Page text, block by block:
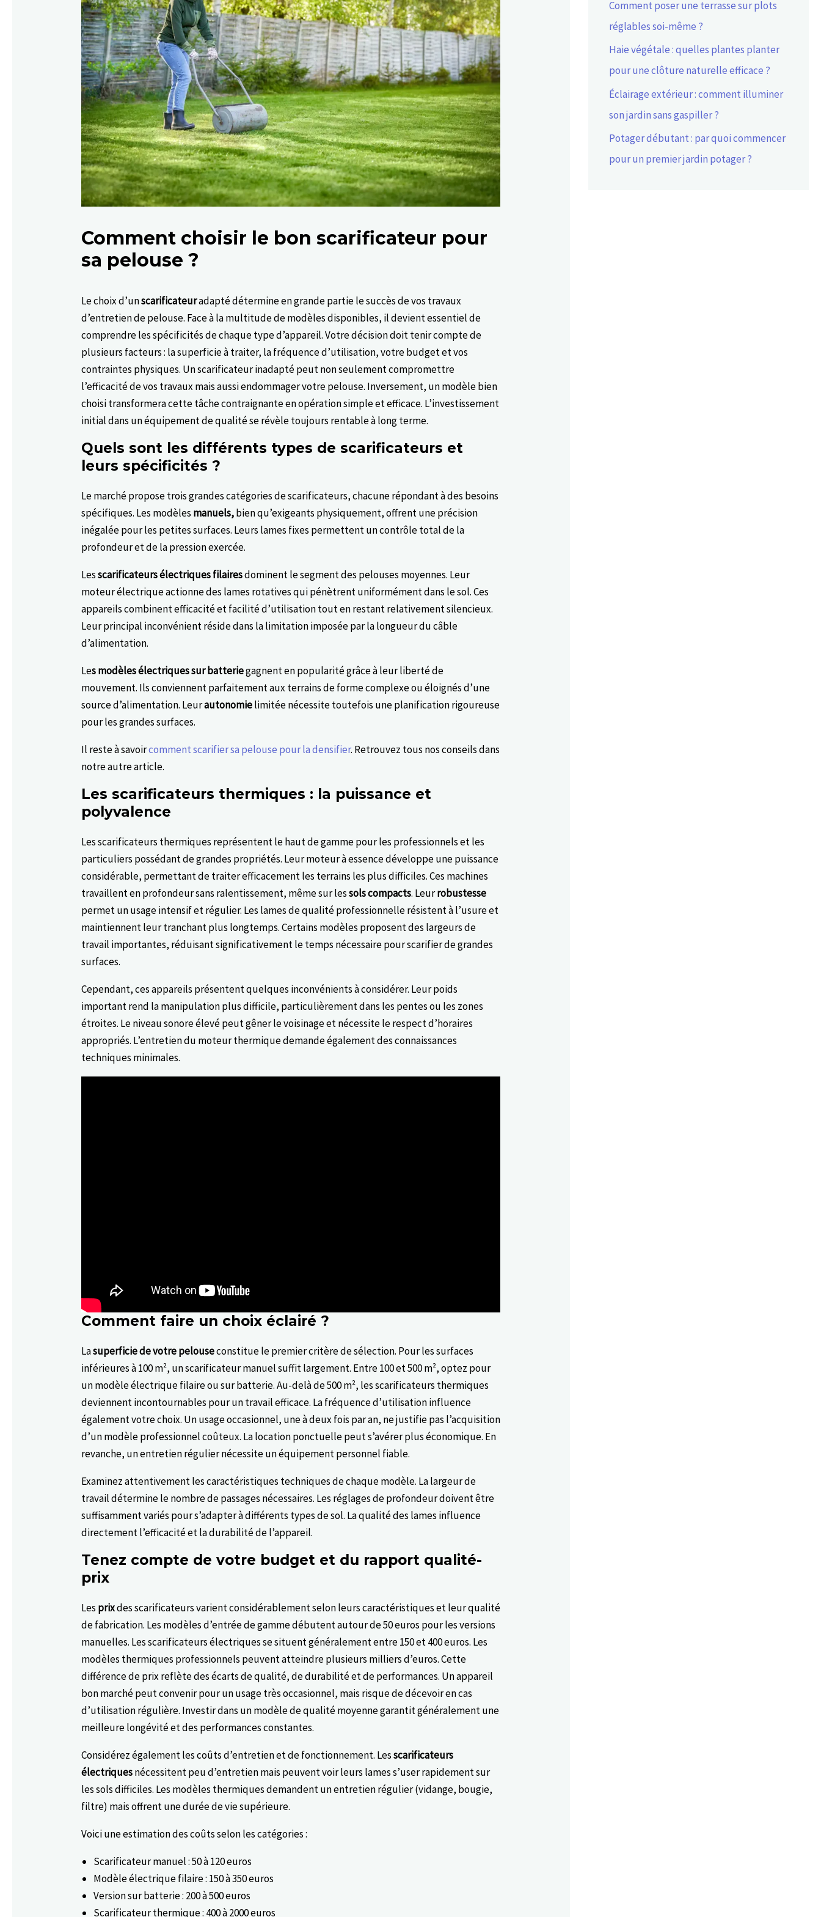
Comment choisir le bon scarificateur pour
sa pelouse ?
Le choix d’unscarificateuradapté détermine en grande partie le succès de vos travaux
d’entretien de pelouse. Face à la multitude de modèles disponibles, il devient essentiel de
comprendre les spécificités de chaque type d’appareil. Votre décision doit tenir compte de
plusieurs facteurs : la superficie à traiter, la fréquence d’utilisation, votre budget et vos
contraintes physiques. Un scarificateur inadapté peut non seulement compromettre
l’efficacité de vos travaux mais aussi endommager votre pelouse. Inversement, un modèle bien
choisi transformera cette tâche contraignante en opération simple et efficace. L’investissement
initial dans un équipement de qualité se révèle toujours rentable à long terme.
Quels sont les différents types de scarificateurs et
leurs spécificités ?
Le marché propose trois grandes catégories de scarificateurs, chacune répondant à des besoins
spécifiques. Les modèles manuels,bien qu’exigeants physiquement, offrent une précision
inégalée pour les petites surfaces. Leurs lames fixes permettent un contrôle total de la
profondeur et de la pression exercée.
Lesscarificateurs électriques filairesdominent le segment des pelouses moyennes. Leur
moteur électrique actionne des lames rotatives qui pénètrent uniformément dans le sol. Ces
appareils combinent efficacité et facilité d’utilisation tout en restant relativement silencieux.
Leur principal inconvénient réside dans la limitation imposée par la longueur du câble
d’alimentation.
Les modèles électriques sur batteriegagnent en popularité grâce à leur liberté de
mouvement. Ils conviennent parfaitement aux terrains de forme complexe ou éloignés d’une
source d’alimentation. Leurautonomielimitée nécessite toutefois une planification rigoureuse
pour les grandes surfaces.
Il reste à savoircomment scarifier sa pelouse pour la densifier. Retrouvez tous nos conseils dans
notre autre article.
Les scarificateurs thermiques : la puissance et
polyvalence
Les scarificateurs thermiques représentent le haut de gamme pour les professionnels et les
particuliers possédant de grandes propriétés. Leur moteur à essence développe une puissance
considérable, permettant de traiter efficacement les terrains les plus difficiles. Ces machines
travaillent en profondeur sans ralentissement, même sur lessols compacts. Leurrobustesse
permet un usage intensif et régulier. Les lames de qualité professionnelle résistent à l’usure et
maintiennent leur tranchant plus longtemps. Certains modèles proposent des largeurs de
travail importantes, réduisant significativement le temps nécessaire pour scarifier de grandes
surfaces.
Cependant, ces appareils présentent quelques inconvénients à considérer. Leur poids
important rend la manipulation plus difficile, particulièrement dans les pentes ou les zones
étroites. Le niveau sonore élevé peut gêner le voisinage et nécessite le respect d’horaires
appropriés. L’entretien du moteur thermique demande également des connaissances
techniques minimales.
Comment faire un choix éclairé ?
Lasuperficie de votre pelouseconstitue le premier critère de sélection. Pour les surfaces
inférieures à 100 m², un scarificateur manuel suffit largement. Entre 100 et 500 m², optez pour
un modèle électrique filaire ou sur batterie. Au-delà de 500 m², les scarificateurs thermiques
deviennent incontournables pour un travail efficace. La fréquence d’utilisation influence
également votre choix. Un usage occasionnel, une à deux fois par an, ne justifie pas l’acquisition
d’un modèle professionnel coûteux. La location ponctuelle peut s’avérer plus économique. En
revanche, un entretien régulier nécessite un équipement personnel fiable.
Examinez attentivement les caractéristiques techniques de chaque modèle. La largeur de
travail détermine le nombre de passages nécessaires. Les réglages de profondeur doivent être
suffisamment variés pour s’adapter à différents types de sol. La qualité des lames influence
directement l’efficacité et la durabilité de l’appareil.
Tenez compte de votre budget et du rapport qualité-
prix
Les prixdes scarificateurs varient considérablement selon leurs caractéristiques et leur qualité
de fabrication. Les modèles d’entrée de gamme débutent autour de 50 euros pour les versions
manuelles. Les scarificateurs électriques se situent généralement entre 150 et 400 euros. Les
modèles thermiques professionnels peuvent atteindre plusieurs milliers d’euros. Cette
différence de prix reflète des écarts de qualité, de durabilité et de performances. Un appareil
bon marché peut convenir pour un usage très occasionnel, mais risque de décevoir en cas
d’utilisation régulière. Investir dans un modèle de qualité moyenne garantit généralement une
meilleure longévité et des performances constantes.
Considérez également les coûts d’entretien et de fonctionnement. Lesscarificateurs
électriquesnécessitent peu d’entretien mais peuvent voir leurs lames s’user rapidement sur
les sols difficiles. Les modèles thermiques demandent un entretien régulier (vidange, bougie,
filtre) mais offrent une durée de vie supérieure.
Voici une estimation des coûts selon les catégories :
Scarificateur manuel : 50 à 120 euros
Modèle électrique filaire : 150 à 350 euros
Version sur batterie : 200 à 500 euros
Scarificateur thermique : 400 à 2000 euros
Comment poser une terrasse sur plots
réglables soi-même ?
Haie végétale : quelles plantes planter
pour une clôture naturelle efficace ?
Éclairage extérieur : comment illuminer
son jardin sans gaspiller ?
Potager débutant : par quoi commencer
pour un premier jardin potager ?